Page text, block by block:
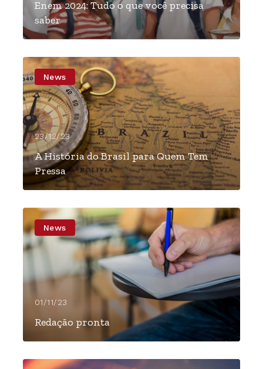
Enem 2024: Tudo o que você precisa
saber
News
23/12/23
A História do Brasil para Quem Tem
Pressa
News
01/11/23
Redação pronta